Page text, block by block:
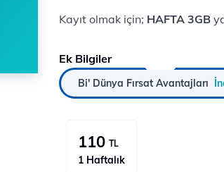
Kayıt olmak için; HAFTA 3GB
Ek Bilgiler
Bi' Dünya Fırsat Avantajları
110 TL
1 Haftalık